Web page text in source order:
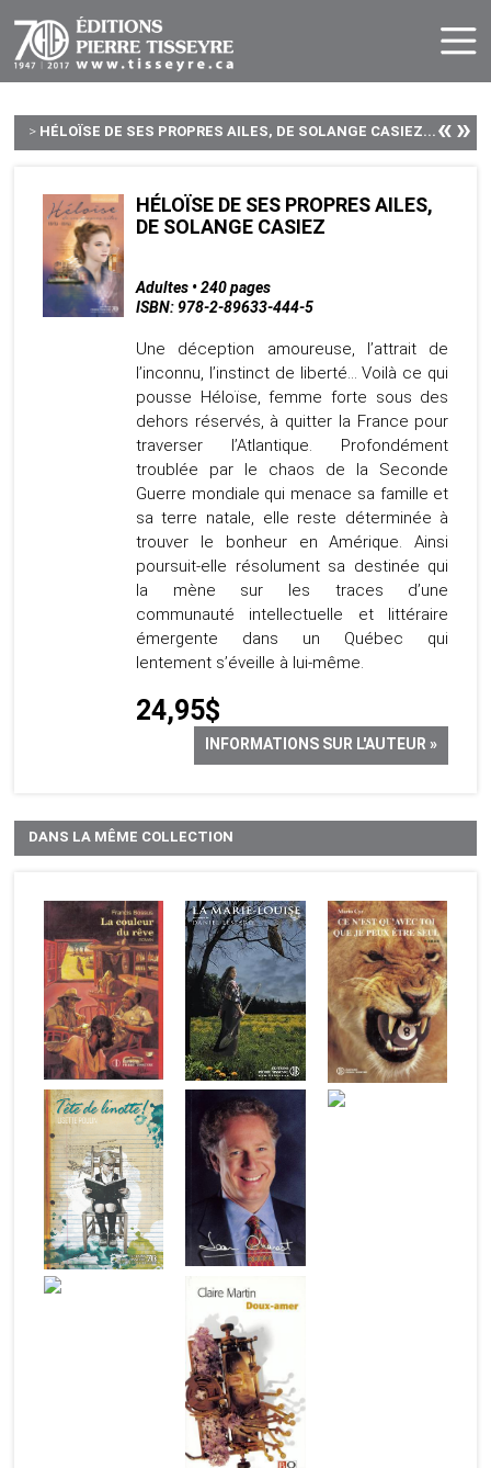
> HÉLOÏSE DE SES PROPRES AILES, DE SOLANGE CASIEZ... «»
HÉLOÏSE DE SES PROPRES AILES,
DE SOLANGE CASIEZ
Adultes • 240 pages
ISBN: 978-2-89633-444-5
Une déception amoureuse, l’attrait de
l’inconnu, l’instinct de liberté… Voilà ce qui
pousse Héloïse, femme forte sous des
dehors réservés, à quitter la France pour
traverser l’Atlantique. Profondément
troublée par le chaos de la Seconde
Guerre mondiale qui menace sa famille et
sa terre natale, elle reste déterminée à
trouver le bonheur en Amérique. Ainsi
poursuit-elle résolument sa destinée qui
la mène sur les traces d’une
communauté intellectuelle et littéraire
émergente dans un Québec qui
lentement s’éveille à lui-même.
24,95$
INFORMATIONS SUR L'AUTEUR »
DANS LA MÊME COLLECTION